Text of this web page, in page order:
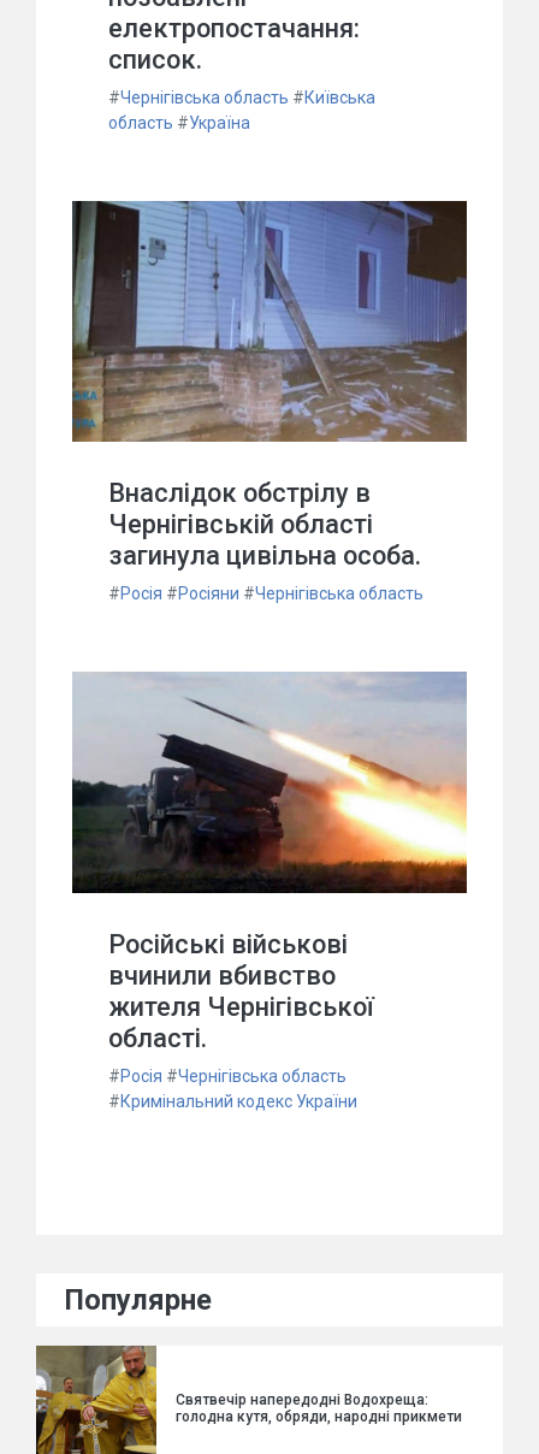
електропостачання:
список.
#Чернігівська область #Київська
область #Україна
Внаслідок обстрілу в
Чернігівській області
загинула цивільна особа.
#Росія #Росіяни #Чернігівська область
Російські військові
вчинили вбивство
жителя Чернігівської
області.
#Росія #Чернігівська область
#Кримінальний кодекс України
Популярне
Святвечір напередодні Водохреща:
голодна кутя, обряди, народні прикмети